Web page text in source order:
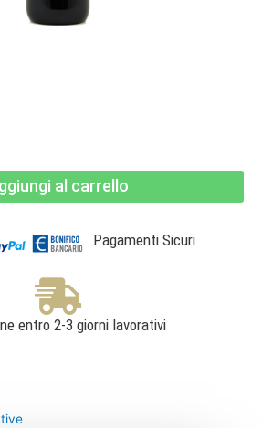
al carrello
Pagamenti Sicuri
entro 2-3 giorni lavorativi